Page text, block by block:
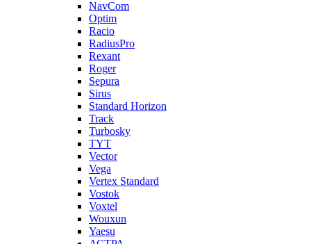
NavCom
Optim
Racio
RadiusPro
Rexant
Roger
Sepura
Sirus
Standard Horizon
Track
Turbosky
TYT
Vector
Vega
Vertex Standard
Vostok
Voxtel
Wouxun
Yaesu